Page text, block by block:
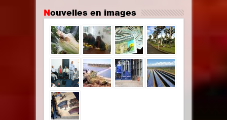
Nouvelles en images